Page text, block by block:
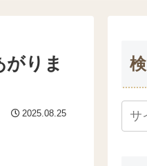
りま
2025.08.25